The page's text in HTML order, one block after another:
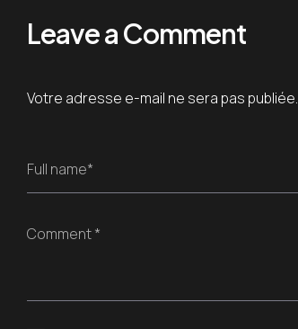
Leave a Comment
Votre adresse e-mail ne sera pas publiée.
Full name*
Comment *